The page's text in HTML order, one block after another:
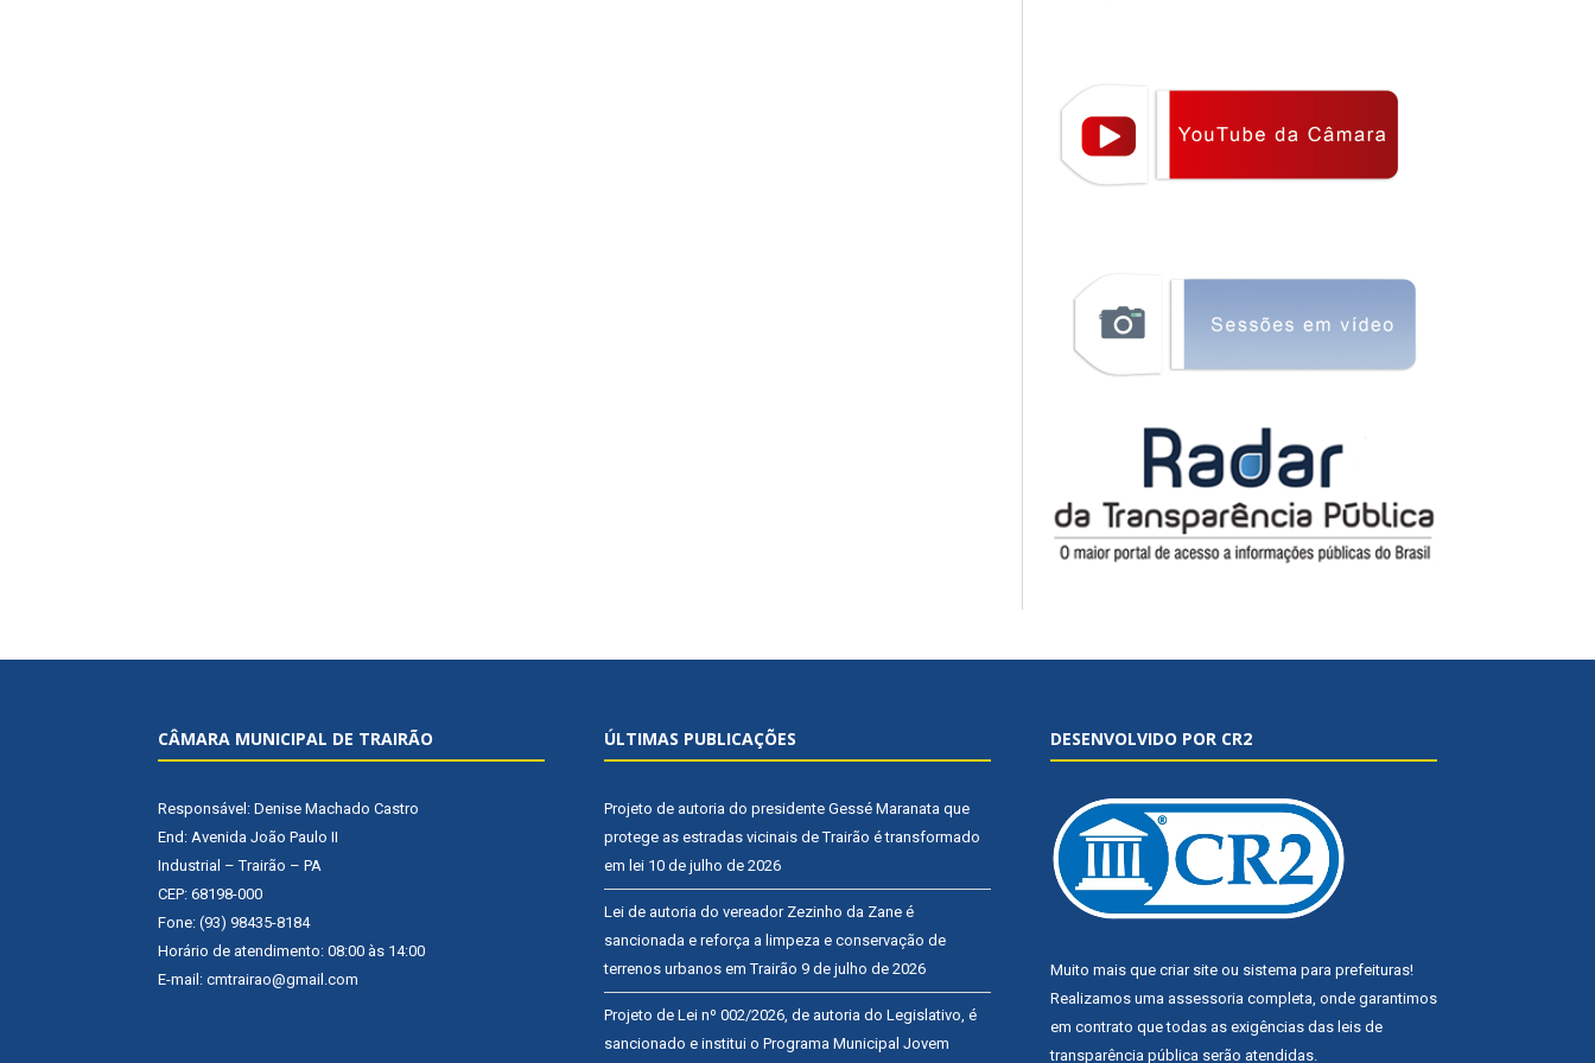
CÂMARA MUNICIPAL DE TRAIRÃO
Responsável: Denise Machado Castro
End: Avenida João Paulo II
Industrial – Trairão – PA
CEP: 68198-000
Fone: (93) 98435-8184
Horário de atendimento: 08:00 às 14:00
E-mail: cmtrairao@gmail.com
ÚLTIMAS PUBLICAÇÕES
Projeto de autoria do presidente Gessé Maranata que
protege as estradas vicinais de Trairão é transformado
em lei 10 de julho de 2026
Lei de autoria do vereador Zezinho da Zane é
sancionada e reforça a limpeza e conservação de
terrenos urbanos em Trairão 9 de julho de 2026
Projeto de Lei nº 002/2026, de autoria do Legislativo, é
sancionado e institui o Programa Municipal Jovem
DESENVOLVIDO POR CR2
Muito mais que criar site ou sistema para prefeituras!
Realizamos uma assessoria completa, onde garantimos
em contrato que todas as exigências das leis de
transparência pública serão atendidas.